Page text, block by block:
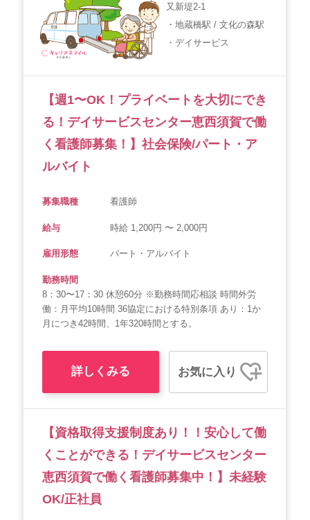
又新堤2-1
・地蔵橋駅 / 文化の森駅
・デイサービス
【週1〜OK！プライベートを大切にでき
る！デイサービスセンター恵西須賀で働
く看護師募集！】社会保険/パート・ア
ルバイト
募集職種 看護師
給与 時給 1,200円 〜 2,000円
雇用形態 パート・アルバイト
勤務時間
8：30〜17：30 休憩60分 ※勤務時間応相談 時間外労
働：月平均10時間 36協定における特別条項 あり：1か
月につき42時間、1年320時間とする。
詳しくみる お気に入り
【資格取得支援制度あり！！安心して働
くことができる！デイサービスセンター
恵西須賀で働く看護師募集中！】未経験
OK/正社員